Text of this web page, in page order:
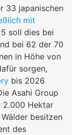
33 japanischen
mit
soll dies bei
bei 62 der 70
in Höhe von
sorgen,
bis 2026
Asahi Group
2.000 Hektar
besitzen
des